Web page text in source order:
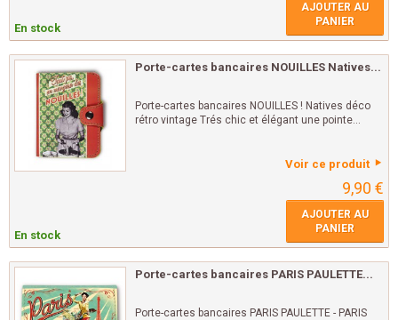
En stock
AJOUTER AU
PANIER
Porte-cartes bancaires NOUILLES Natives...
Porte-cartes bancaires NOUILLES ! Natives déco
rétro vintage Trés chic et élégant une pointe...
Voir ce produit
9,90 €
En stock
AJOUTER AU
PANIER
Porte-cartes bancaires PARIS PAULETTE...
Porte-cartes bancaires PARIS PAULETTE - PARIS